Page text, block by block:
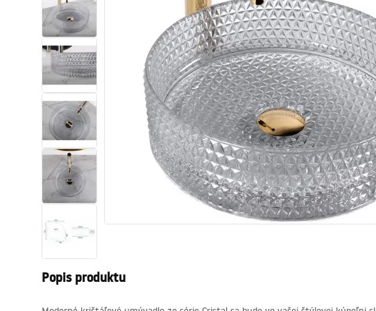
Sanitárna keramika
Umývadlá
Vaňa so zástenou
Batérie
Sprchy
Popis produktu